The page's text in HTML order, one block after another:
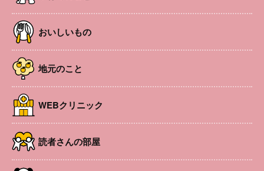
おいしいもの
地元のこと
WEBクリニック
読者さんの部屋
イベント】涼しいお部屋で楽しく♪親
子運動遊び